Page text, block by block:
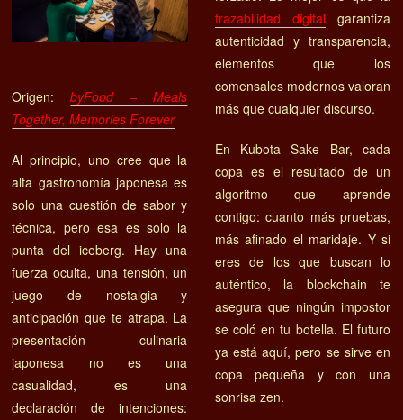
Origen:byFood – Meals
Together, Memories Forever
Al principio, uno cree que la
alta gastronomía japonesa es
solo una cuestión de sabor y
técnica, pero esa es solo la
punta del iceberg. Hay una
fuerza oculta, una tensión, un
juego de nostalgia y
anticipación que te atrapa. La
presentación culinaria
japonesa no es una
casualidad, es una
declaración de intenciones:
trazabilidad digital garantiza
autenticidad y transparencia,
elementos que los
comensales modernos valoran
más que cualquier discurso.
En Kubota Sake Bar, cada
copa es el resultado de un
algoritmo que aprende
contigo: cuanto más pruebas,
más afinado el maridaje. Y si
eres de los que buscan lo
auténtico, la blockchain te
asegura que ningún impostor
se coló en tu botella. El futuro
ya está aquí, pero se sirve en
copa pequeña y con una
sonrisa zen.